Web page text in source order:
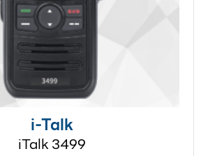
i-Talk
iTalk 3499